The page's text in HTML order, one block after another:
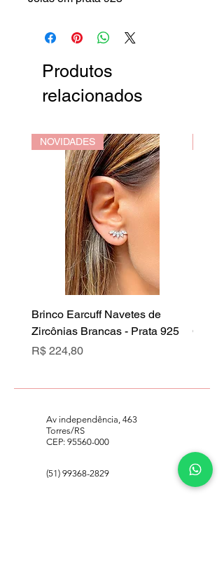
Produtos
relacionados
NOVIDADES
Brinco Earcuff Navetes de
Zircônias Brancas - Prata 925
Preço
R$ 224,80
Av independência, 463
Torres/RS
CEP: 95560-000
(51) 99368-2829